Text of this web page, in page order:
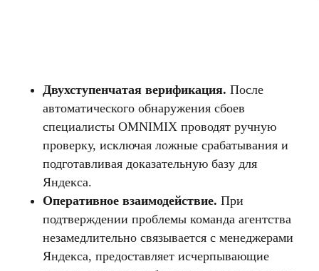
Двухступенчатая верификация. После
автоматического обнаружения сбоев
специалисты OMNIMIX проводят ручную
проверку, исключая ложные срабатывания и
подготавливая доказательную базу для
Яндекса.
Оперативное взаимодействие. При
подтверждении проблемы команда агентства
незамедлительно связывается с менеджерами
Яндекса, предоставляет исчерпывающие